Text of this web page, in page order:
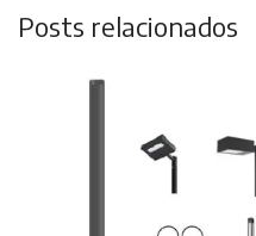
Posts relacionados